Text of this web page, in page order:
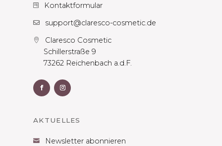
 Kontaktformular
 support@claresco-cosmetic.de

Claresco Cosmetic
Schillerstraße 9
73262 Reichenbach a.d.F.
AKTUELLES
 Newsletter abonnieren